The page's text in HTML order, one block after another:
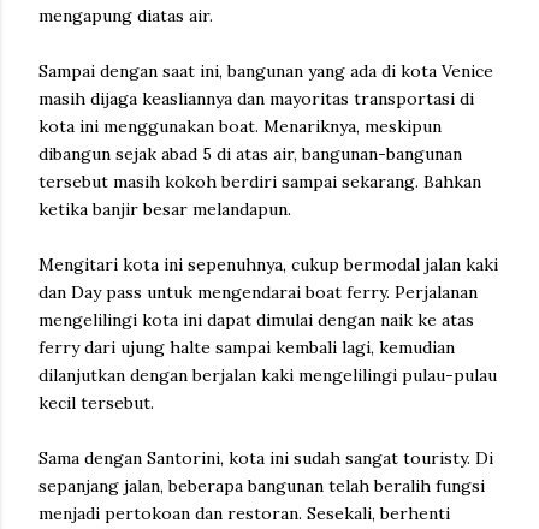
mengapung diatas air.
Sampai dengan saat ini, bangunan yang ada di kota Venice
masih dijaga keasliannya dan mayoritas transportasi di
kota ini menggunakan boat. Menariknya, meskipun
dibangun sejak abad 5 di atas air, bangunan-bangunan
tersebut masih kokoh berdiri sampai sekarang. Bahkan
ketika banjir besar melandapun.
Mengitari kota ini sepenuhnya, cukup bermodal jalan kaki
dan Day pass untuk mengendarai boat ferry. Perjalanan
mengelilingi kota ini dapat dimulai dengan naik ke atas
ferry dari ujung halte sampai kembali lagi, kemudian
dilanjutkan dengan berjalan kaki mengelilingi pulau-pulau
kecil tersebut.
Sama dengan Santorini, kota ini sudah sangat touristy. Di
sepanjang jalan, beberapa bangunan telah beralih fungsi
menjadi pertokoan dan restoran. Sesekali, berhenti